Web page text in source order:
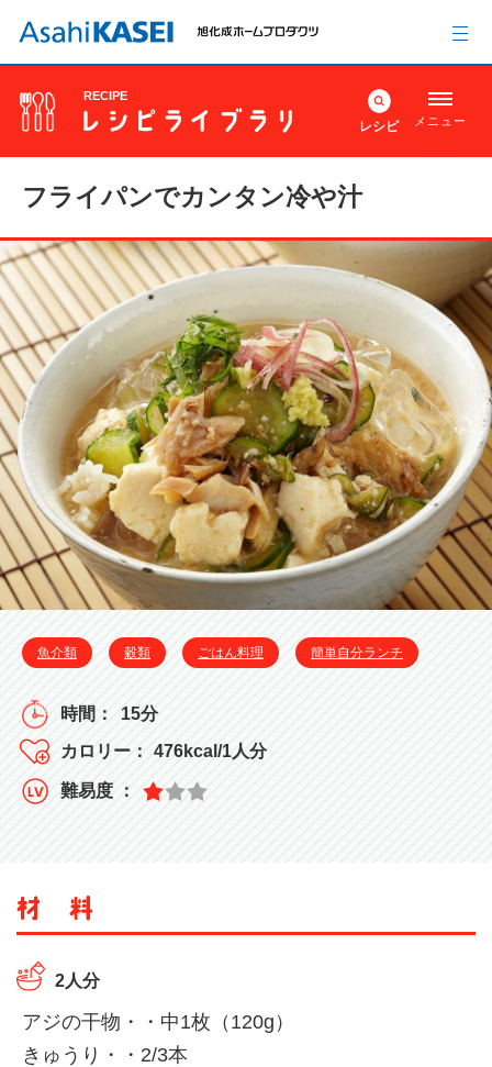
RECIPE
レシピ メニュー
フライパンでカンタン冷や汁
魚介類 穀類 ごはん料理 簡単自分ランチ
15分
476kcal/1人分
2人分
アジの干物・・中1枚（120g）
きゅうり・・2/3本